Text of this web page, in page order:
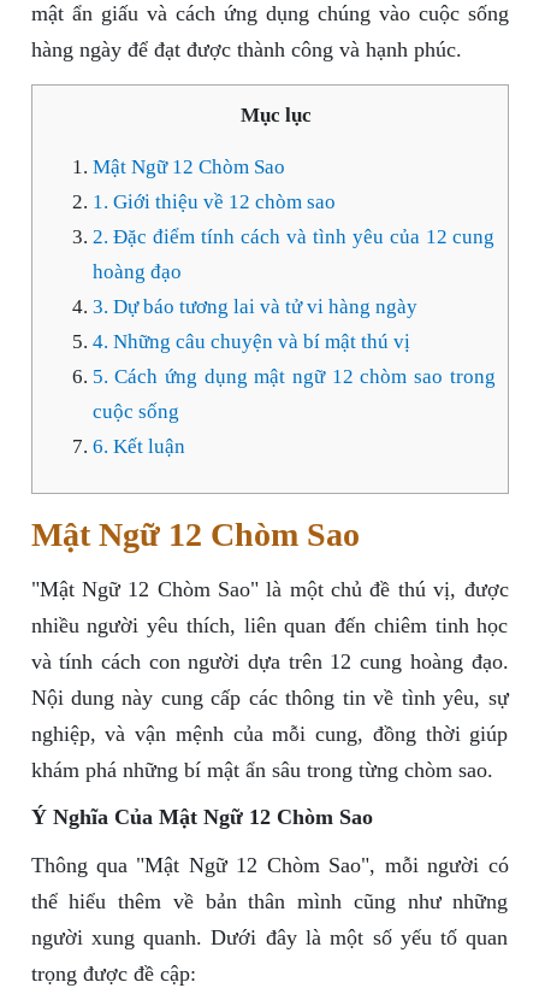
mật ẩn giấu và cách ứng dụng chúng vào cuộc sống
hàng ngày để đạt được thành công và hạnh phúc.
Mục lục
Mật Ngữ 12 Chòm Sao
1. Giới thiệu về 12 chòm sao
2. Đặc điểm tính cách và tình yêu của 12 cung
hoàng đạo
3. Dự báo tương lai và tử vi hàng ngày
4. Những câu chuyện và bí mật thú vị
5. Cách ứng dụng mật ngữ 12 chòm sao trong
cuộc sống
6. Kết luận
Mật Ngữ 12 Chòm Sao
"Mật Ngữ 12 Chòm Sao" là một chủ đề thú vị, được
nhiều người yêu thích, liên quan đến chiêm tinh học
và tính cách con người dựa trên 12 cung hoàng đạo.
Nội dung này cung cấp các thông tin về tình yêu, sự
nghiệp, và vận mệnh của mỗi cung, đồng thời giúp
khám phá những bí mật ẩn sâu trong từng chòm sao.
Ý Nghĩa Của Mật Ngữ 12 Chòm Sao
Thông qua "Mật Ngữ 12 Chòm Sao", mỗi người có
thể hiểu thêm về bản thân mình cũng như những
người xung quanh. Dưới đây là một số yếu tố quan
trọng được đề cập: